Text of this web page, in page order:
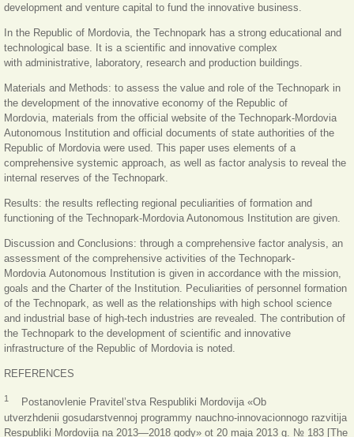
development and venture capital to fund the innovative business.
In the Republic of Mordovia, the Technopark has a strong educational and
technological base. It is a scientific and innovative complex
with administrative, laboratory, research and production buildings.
Materials and Methods: to assess the value and role of the Technopark in
the development of the innovative economy of the Republic of
Mordovia, materials from the official website of the Technopark-Mordovia
Autonomous Institution and official documents of state authorities of the
Republic of Mordovia were used. This paper uses elements of a
comprehensive systemic approach, as well as factor analysis to reveal the
internal reserves of the Technopark.
Results: the results reflecting regional peculiarities of formation and
functioning of the Technopark-Mordovia Autonomous Institution are given.
Discussion and Conclusions: through a comprehensive factor analysis, an
assessment of the comprehensive activities of the Technopark-
Mordovia Autonomous Institution is given in accordance with the mission,
goals and the Charter of the Institution. Peculiarities of personnel formation
of the Technopark, as well as the relationships with high school science
and industrial base of high-tech industries are revealed. The contribution of
the Technopark to the development of scientific and innovative
infrastructure of the Republic of Mordovia is noted.
REFERENCES
1
Postanovlenie Pravitel’stva Respubliki Mordovija «Ob
utverzhdenii gosudarstvennoj programmy nauchno-innovacionnogo razvitija
Respubliki Mordovija na 2013—2018 gody» ot 20 maja 2013 g. № 183 [The